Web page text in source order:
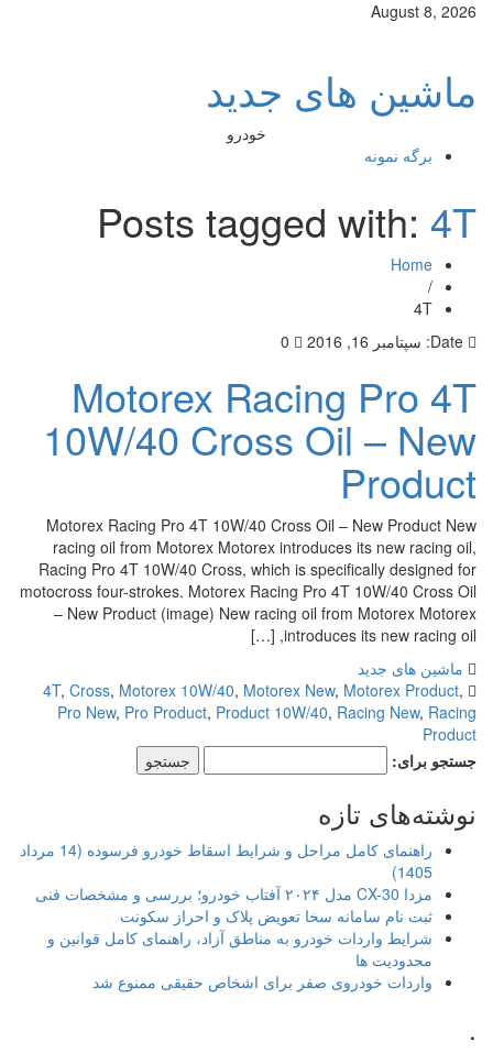
August 8, 2026
ماشین های جدید
خودرو
برگه نمونه
Posts tagged with:4T
Home
/
4T
Date: سپتامبر 16, 2016 0
Motorex Racing Pro 4T
10W/40 Cross Oil – New
Product
Motorex Racing Pro 4T 10W/40 Cross Oil – New Product New
racing oil from Motorex Motorex introduces its new racing oil,
Racing Pro 4T 10W/40 Cross, which is specifically designed for
motocross four-strokes. Motorex Racing Pro 4T 10W/40 Cross Oil
– New Product (image) New racing oil from Motorex Motorex
introduces its new racing oil, […]
ماشین های جدید
4T,Cross,Motorex 10W/40,Motorex New,Motorex Product
Pro New,Pro Product,Product 10W/40,Racing New,Racing
Product
جستجو برای:
نوشته‌های تازه
راهنمای کامل مراحل و شرایط اسقاط خودرو فرسوده (14 مرداد
1405)
مزدا CX-30 مدل ۲۰۲۴ آفتاب خودرو؛ بررسی و مشخصات فنی
ثبت نام سامانه سخا تعویض پلاک و احراز سکونت
شرایط واردات خودرو به مناطق آزاد، راهنمای کامل قوانین و
محدودیت ها
واردات خودروی صفر برای اشخاص حقیقی ممنوع شد